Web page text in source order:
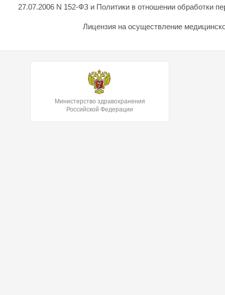
27.07.2006 N 152-ФЗ и Политики в отношении обработки
Лицензия на осуществление
Министерство здравохранения
Российской Федерации